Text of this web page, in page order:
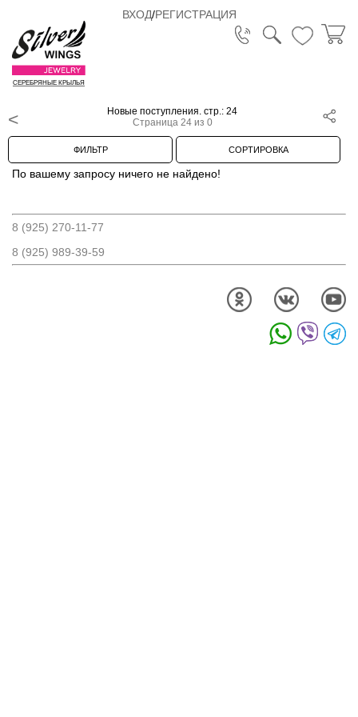
ВХОД/РЕГИСТРАЦИЯ
СЕРЕБРЯНЫЕ КРЫЛЬЯ
Новые поступления. стр.: 24
Страница 24 из 0
ФИЛЬТР СОРТИРОВКА
По вашему запросу ничего не найдено!
8 (925) 270-11-77
8 (925) 989-39-59